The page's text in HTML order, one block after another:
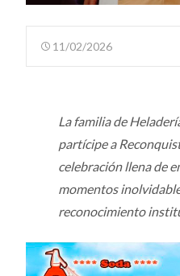
11/02/2026
La familia de
partícipe a
celebración llena de
momentos
reconocimiento